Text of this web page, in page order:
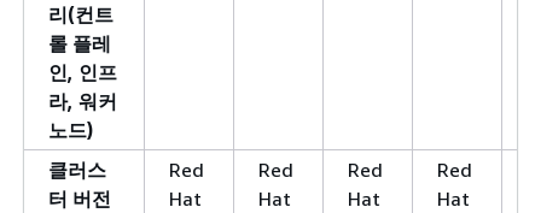
리(컨트
롤 플레
인, 인프
라, 워커
노드)
클러스
터 버전
Red
Hat
Red
Hat
Red
Hat
Red
Hat